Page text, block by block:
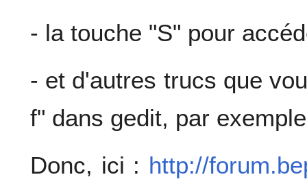
- la touche "S" pour
- et d'autres trucs que
f" dans gedit, par
Donc, ici : http://